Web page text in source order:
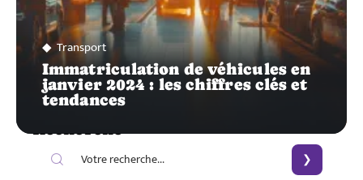
Transport
Immatriculation de véhicules en
janvier 2024 : les chiffres clés et
tendances
Recherche